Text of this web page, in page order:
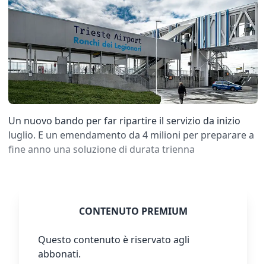
Un nuovo bando per far ripartire il servizio da inizio
luglio. E un emendamento da 4 milioni per preparare a
fine anno una soluzione di durata trienna
CONTENUTO PREMIUM
Questo contenuto è riservato agli
abbonati.